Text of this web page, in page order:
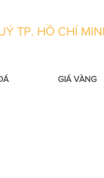
TP. HỒ CHÍ
GIÁ VÀNG